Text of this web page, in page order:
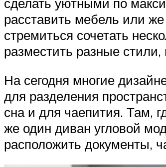
расставить мебель или
стремиться сочетать
разместить разные
На сегодня многие
для разделения
сна и для чаепития. Там,
же один диван угловой
расположить документы,